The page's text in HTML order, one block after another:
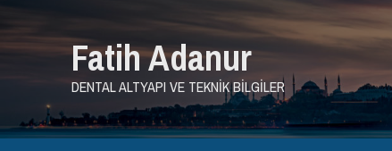
Skip
to
content
Fatih Adanur
DENTAL ALTYAPI VE TEKNIK BILGILER